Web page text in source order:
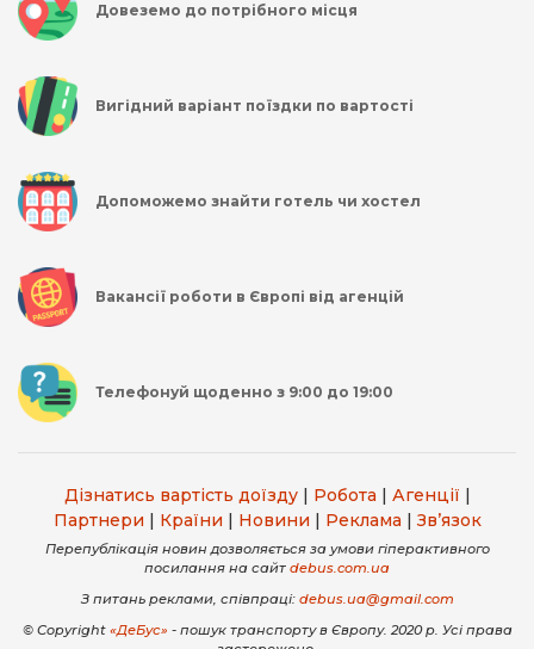
Довеземо до потрібного місця
Вигідний варіант поїздки по вартості
Допоможемо знайти готель чи хостел
Вакансії роботи в Європі від агенцій
Телефонуй щоденно з 9:00 до 19:00
Дізнатись вартість доїзду| Робота | Агенції |
Партнери | Країни | Новини | Реклама |Зв’язок
Перепублікація новин дозволяється за умови гіперактивного
посилання на сайт debus.com.ua
З питань реклами, співпраці: debus.ua@gmail.com
© Copyright «ДеБус» - пошук транспорту в Європу. 2020 р. Усі права